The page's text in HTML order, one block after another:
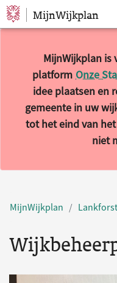
Sla navigatie over
MijnWijkplan
MijnWijkplan is
platform Onze
idee plaatsen en
gemeente in uw
tot het eind van
niet
MijnWijkplan Lankforst